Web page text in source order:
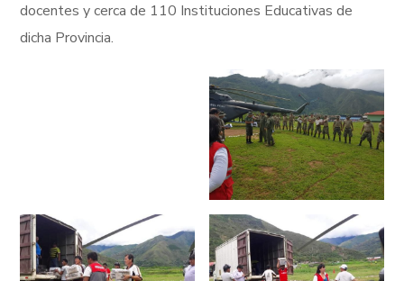
docentes y cerca de 110 Instituciones Educativas de
dicha Provincia.